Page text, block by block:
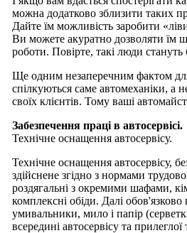
можна додатково зблизити таких
Дайте їм можливість заробити
Ви можете акуратно дозволяти їм
роботи. Повірте, такі люди
Ще одним незаперечним фактом для
спілкуються саме автомеханіки, а
своїх клієнтів. Тому ваші
Забезпечення праці в автосервісі.
Технічне оснащення автосервісу.
Технічне оснащення автосервісу,
здійснене згідно з нормами
роздягальні з окремими шафами,
комплексні обіди. Далі обов'язково
умивальники, мило і папір
всередині автосервісу та